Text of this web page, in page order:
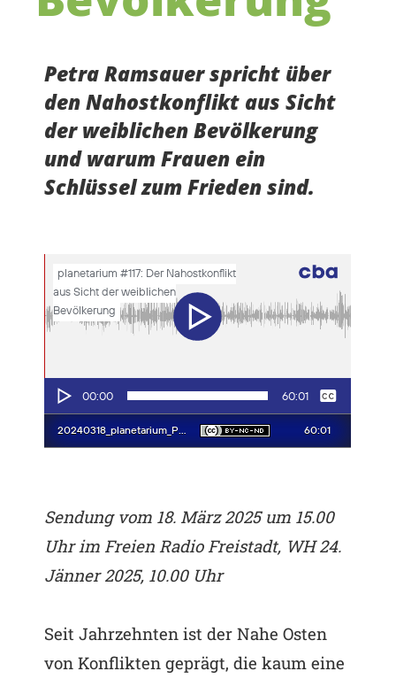
Petra Ramsauer spricht über
den Nahostkonflikt aus Sicht
der weiblichen Bevölkerung
und warum Frauen ein
Schlüssel zum Frieden sind.
Sendung vom 18. März 2025 um 15.00
Uhr im Freien Radio Freistadt, WH 24.
Jänner 2025, 10.00 Uhr
Seit Jahrzehnten ist der Nahe Osten
von Konflikten geprägt, die kaum eine